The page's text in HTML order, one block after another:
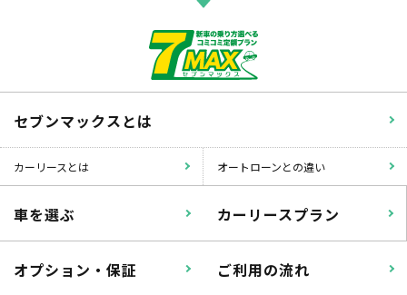
セブンマックスとは
カーリースとは オートローンとの違い
車を選ぶ カーリースプラン
オプション・保証 ご利用の流れ